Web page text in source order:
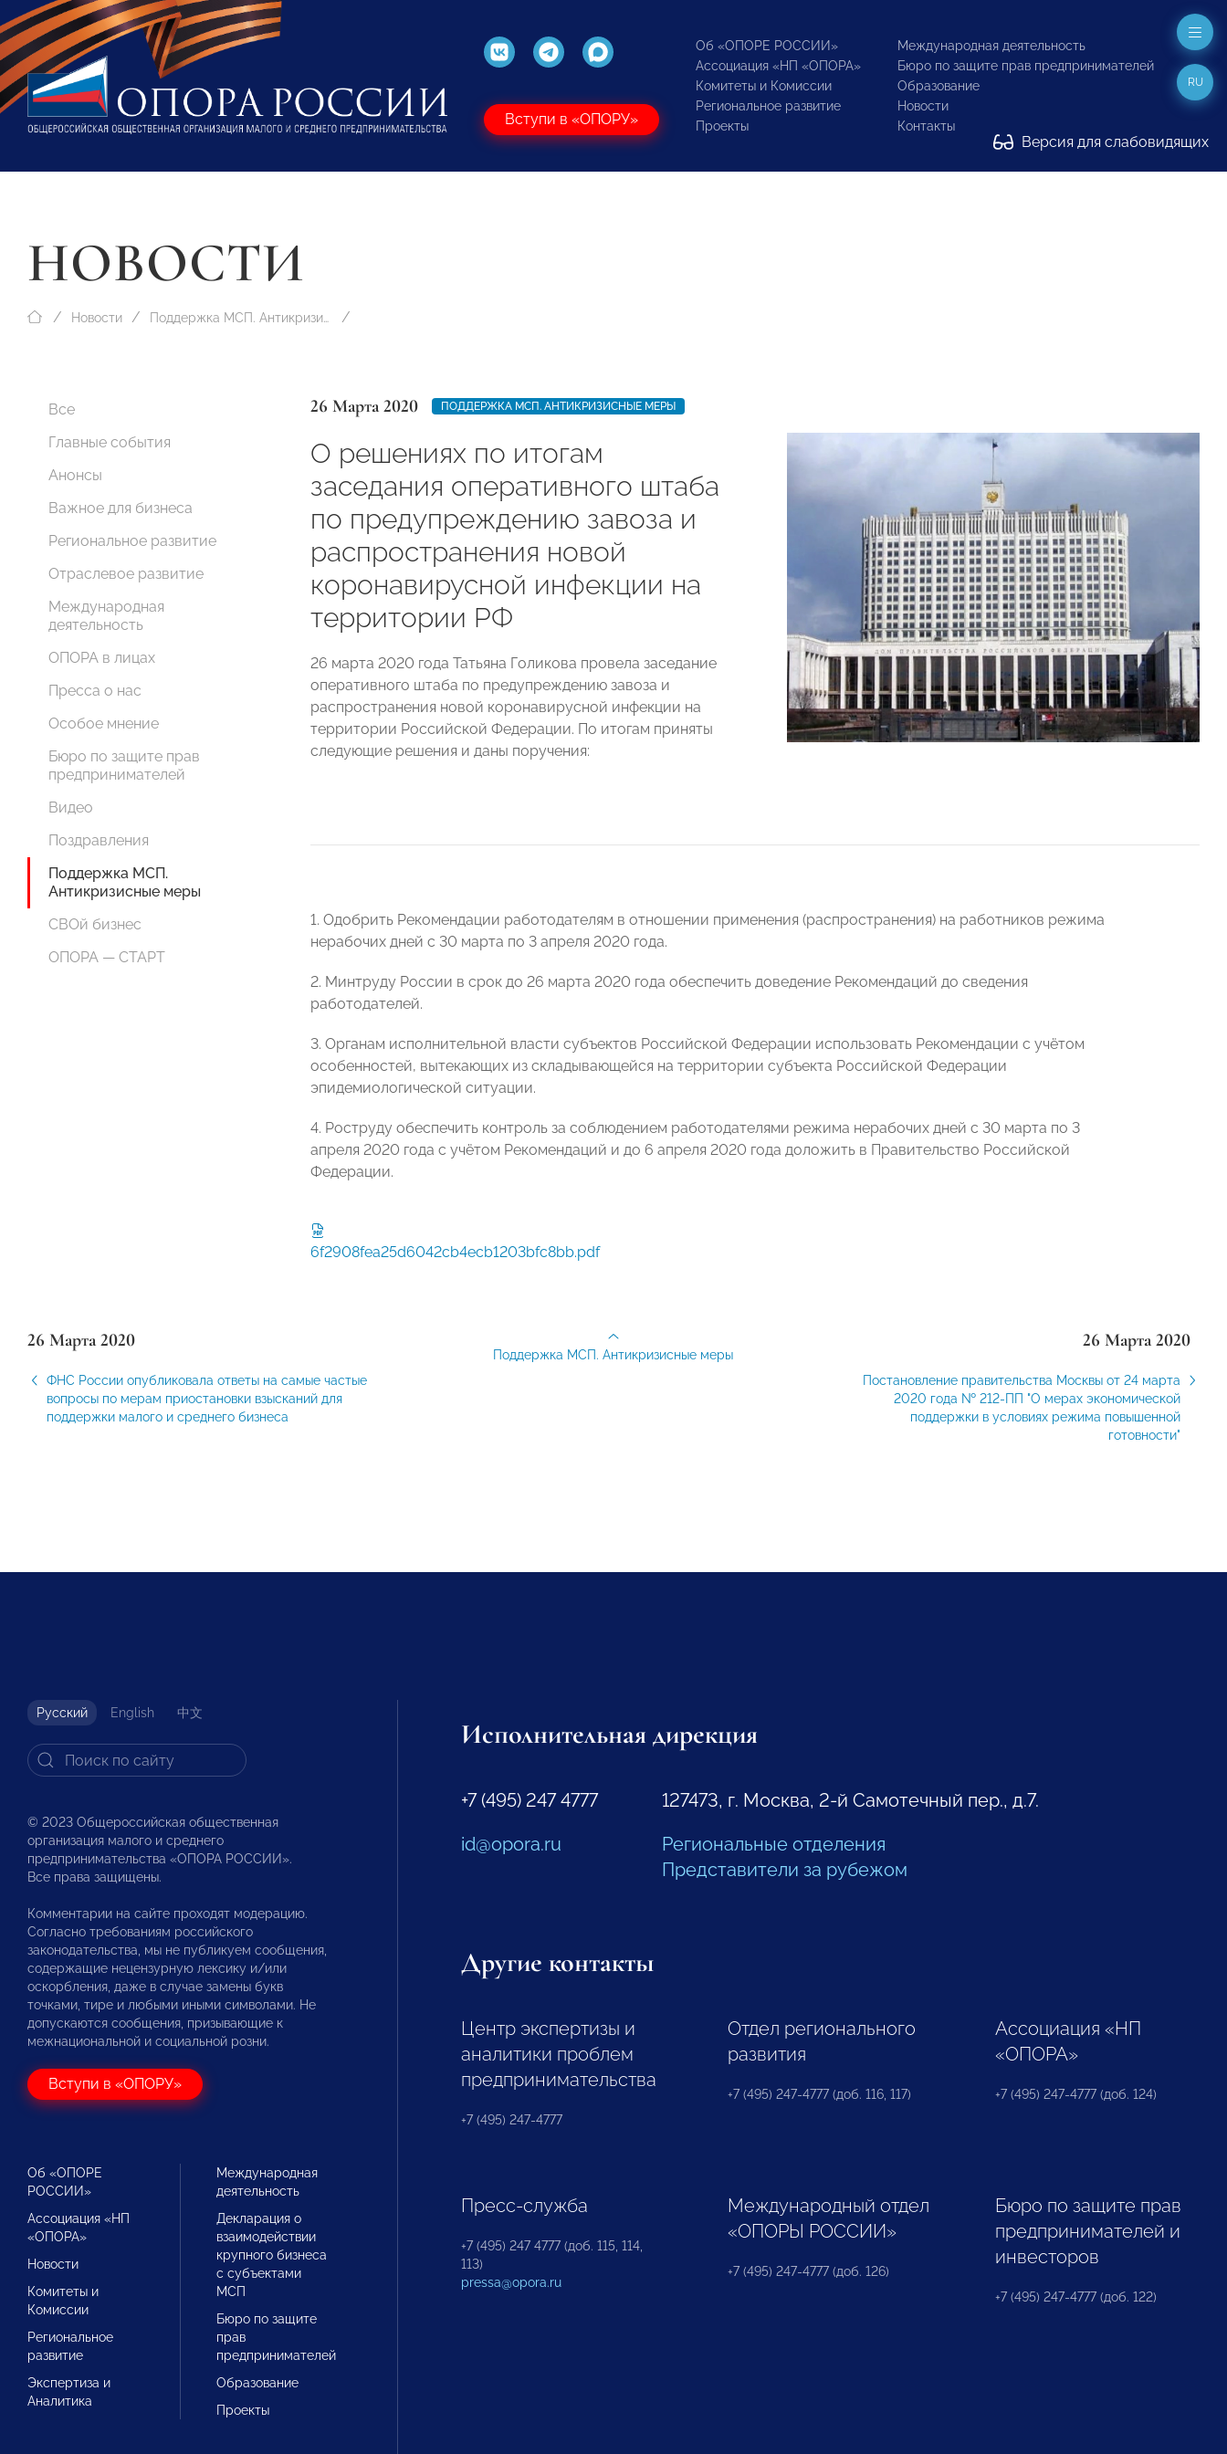
Вступи в «ОПОРУ»
Об «ОПОРЕ РОССИИ»
Ассоциация «НП «ОПОРА»
Комитеты и Комиссии
Региональное развитие
Проекты
Международная деятельность
Бюро по защите прав предпринимателей
Образование
Новости
Контакты
Версия для слабовидящих
RU
НОВОСТИ
Новости Поддержка МСП. Антикризисные меры
Все
Главные события
Анонсы
Важное для бизнеса
Региональное развитие
Отраслевое развитие
Международная
деятельность
ОПОРА в лицах
Пресса о нас
Особое мнение
Бюро по защите прав
предпринимателей
Видео
Поздравления
Поддержка МСП.
Антикризисные меры
СВОй бизнес
ОПОРА — СТАРТ
26 Марта 2020 ПОДДЕРЖКА МСП. АНТИКРИЗИСНЫЕ МЕРЫ
О решениях по итогам
заседания оперативного штаба
по предупреждению завоза и
распространения новой
коронавирусной инфекции на
территории РФ
26 марта 2020 года Татьяна Голикова провела заседание
оперативного штаба по предупреждению завоза и
распространения новой коронавирусной инфекции на
территории Российской Федерации. По итогам приняты
следующие решения и даны поручения:
1. Одобрить Рекомендации работодателям в отношении применения (распространения) на работников режима
нерабочих дней с 30 марта по 3 апреля 2020 года.
2. Минтруду России в срок до 26 марта 2020 года обеспечить доведение Рекомендаций до сведения
работодателей.
3. Органам исполнительной власти субъектов Российской Федерации использовать Рекомендации с учётом
особенностей, вытекающих из складывающейся на территории субъекта Российской Федерации
эпидемиологической ситуации.
4. Роструду обеспечить контроль за соблюдением работодателями режима нерабочих дней с 30 марта по 3
апреля 2020 года с учётом Рекомендаций и до 6 апреля 2020 года доложить в Правительство Российской
Федерации.
6f2908fea25d6042cb4ecb1203bfc8bb.pdf
26 Марта 2020
ФНС России опубликовала ответы на самые частые
вопросы по мерам приостановки взысканий для
поддержки малого и среднего бизнеса
26 Марта 2020
Постановление правительства Москвы от 24 марта
2020 года № 212-ПП "О мерах экономической
поддержки в условиях режима повышенной
готовности"
Поддержка МСП. Антикризисные меры
Русский English 中文
© 2023 Общероссийская общественная
организация малого и среднего
предпринимательства «ОПОРА РОССИИ».
Все права защищены.
Комментарии на сайте проходят модерацию.
Согласно требованиям российского
законодательства, мы не публикуем сообщения,
содержащие нецензурную лексику и/или
оскорбления, даже в случае замены букв
точками, тире и любыми иными символами. Не
допускаются сообщения, призывающие к
межнациональной и социальной розни.
Вступи в «ОПОРУ»
Об «ОПОРЕ
РОССИИ»
Ассоциация «НП
«ОПОРА»
Новости
Комитеты и
Комиссии
Региональное
развитие
Экспертиза и
Аналитика
Международная
деятельность
Декларация о
взаимодействии
крупного бизнеса
с субъектами
МСП
Бюро по защите
прав
предпринимателей
Образование
Проекты
Исполнительная дирекция
+7 (495) 247 4777
id@opora.ru
127473, г. Москва, 2-й Самотечный пер., д.7.
Региональные отделения
Представители за рубежом
Другие контакты
Центр экспертизы и
аналитики проблем
предпринимательства
+7 (495) 247-4777
Отдел регионального
развития
+7 (495) 247-4777 (доб. 116, 117)
Ассоциация «НП
«ОПОРА»
+7 (495) 247-4777 (доб. 124)
Пресс-служба
+7 (495) 247 4777 (доб. 115, 114,
113)
pressa@opora.ru
Международный отдел
«ОПОРЫ РОССИИ»
+7 (495) 247-4777 (доб. 126)
Бюро по защите прав
предпринимателей и
инвесторов
+7 (495) 247-4777 (доб. 122)